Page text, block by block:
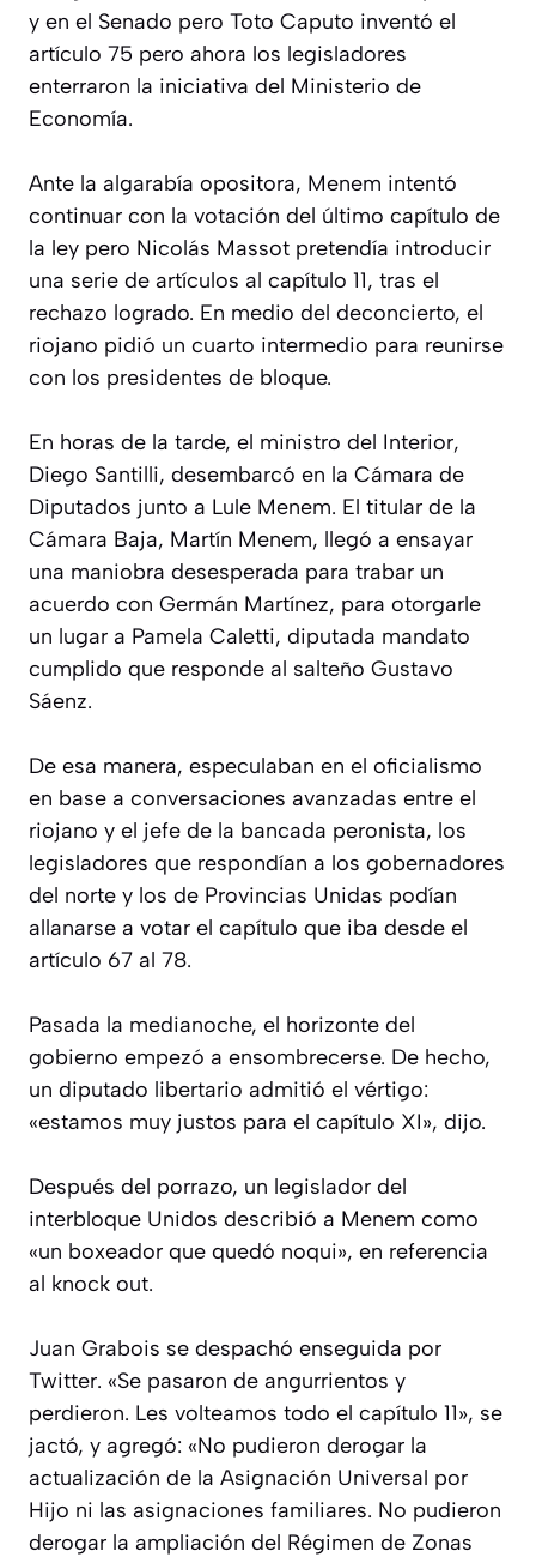
y en el Senado pero Toto Caputo inventó el
artículo 75 pero ahora los legisladores
enterraron la iniciativa del Ministerio de
Economía.
Ante la algarabía opositora, Menem intentó
continuar con la votación del último capítulo de
la ley pero Nicolás Massot pretendía introducir
una serie de artículos al capítulo 11, tras el
rechazo logrado. En medio del deconcierto, el
riojano pidió un cuarto intermedio para reunirse
con los presidentes de bloque.
En horas de la tarde, el ministro del Interior,
Diego Santilli, desembarcó en la Cámara de
Diputados junto a Lule Menem. El titular de la
Cámara Baja, Martín Menem, llegó a ensayar
una maniobra desesperada para trabar un
acuerdo con Germán Martínez, para otorgarle
un lugar a Pamela Caletti, diputada mandato
cumplido que responde al salteño Gustavo
Sáenz.
De esa manera, especulaban en el oficialismo
en base a conversaciones avanzadas entre el
riojano y el jefe de la bancada peronista, los
legisladores que respondían a los gobernadores
del norte y los de Provincias Unidas podían
allanarse a votar el capítulo que iba desde el
artículo 67 al 78.
Pasada la medianoche, el horizonte del
gobierno empezó a ensombrecerse. De hecho,
un diputado libertario admitió el vértigo:
«estamos muy justos para el capítulo XI», dijo.
Después del porrazo, un legislador del
interbloque Unidos describió a Menem como
«un boxeador que quedó noqui», en referencia
al knock out.
Juan Grabois se despachó enseguida por
Twitter. «Se pasaron de angurrientos y
perdieron. Les volteamos todo el capítulo 11», se
jactó, y agregó: «No pudieron derogar la
actualización de la Asignación Universal por
Hijo ni las asignaciones familiares. No pudieron
derogar la ampliación del Régimen de Zonas